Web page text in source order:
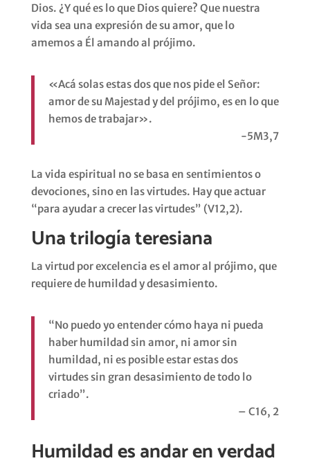
Dios. ¿Y qué es lo que Dios quiere? Que nuestra
vida sea una expresión de su amor, que lo
amemos a Él amando al prójimo.
«Acá solas estas dos que nos pide el Señor:
amor de su Majestad y del prójimo, es en lo que
hemos de trabajar».
-5M3,7
La vida espiritual no se basa en sentimientos o
devociones, sino en las virtudes. Hay que actuar
“para ayudar a crecer las virtudes” (V12,2).
Una trilogía teresiana
La virtud por excelencia es el amor al prójimo, que
requiere de humildad y desasimiento.
“No puedo yo entender cómo haya ni pueda
haber humildad sin amor, ni amor sin
humildad, ni es posible estar estas dos
virtudes sin gran desasimiento de todo lo
criado”.
– C16, 2
Humildad es andar en verdad